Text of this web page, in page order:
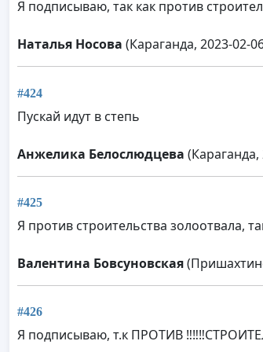
Я подписываю, так как против
Наталья Носова (Караганда, 2023-02-
#424
Пускай идут в степь
Анжелика Белослюдцева (Караганда,
#425
Я против строительства золоотвала,
Валентина Бовсуновская
#426
Я подписываю, т.к ПРОТИВ